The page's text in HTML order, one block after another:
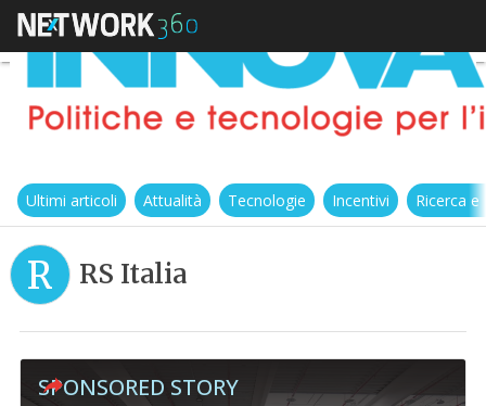
Ultimi articoli Attualità Tecnologie Incentivi Ricerca
R RS Italia
SPONSORED STORY